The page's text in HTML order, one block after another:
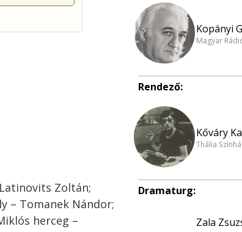
Zoltán;
– Tomanek Nándor;
herceg –
Kopányi
Magyar
Rendező:
Kőváry
Thália
Dramaturg:
Zala